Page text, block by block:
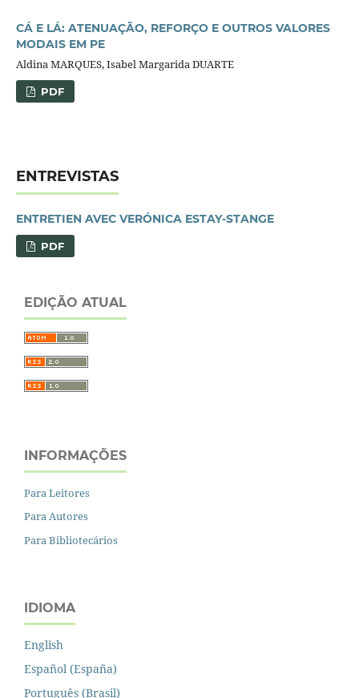
CÁ E LÁ: ATENUAÇÃO, REFORÇO E OUTROS VALORES
MODAIS EM PE
Aldina MARQUES, Isabel Margarida DUARTE
PDF
ENTREVISTAS
ENTRETIEN AVEC VERÓNICA ESTAY-STANGE
PDF
EDIÇÃO ATUAL
INFORMAÇÕES
Para Leitores
Para Autores
Para Bibliotecários
IDIOMA
English
Español (España)
Português (Brasil)